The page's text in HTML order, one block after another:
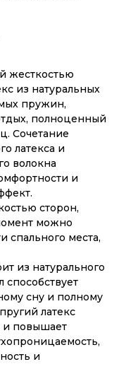
жесткостью
из натуральных
пружин,
полноценный
Сочетание
латекса и
волокна
и
сторон,
можно
спального места,
из натурального
способствует
сну и полному
латекс
повышает
и